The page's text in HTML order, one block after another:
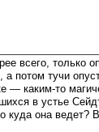
всего, только
потом тучи
— каким-то
в устье
куда она